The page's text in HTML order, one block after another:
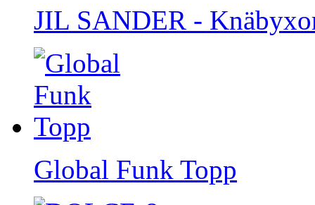
JIL SANDER -
Global Funk Topp